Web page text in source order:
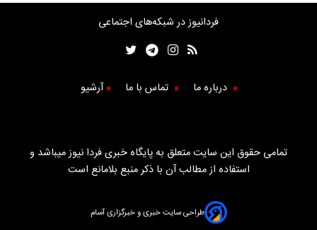
فردانیوز در شبکه‌های اجتماعی
درباره ما تماس با ما آرشیو
تمامی حقوق این سایت متعلق به پایگاه خبری فردا نیوز میباشد و
استفاده از مطالب آن با ذکر منبع بلامانع است
طراحی سایت خبری و خبرگزاری آسام